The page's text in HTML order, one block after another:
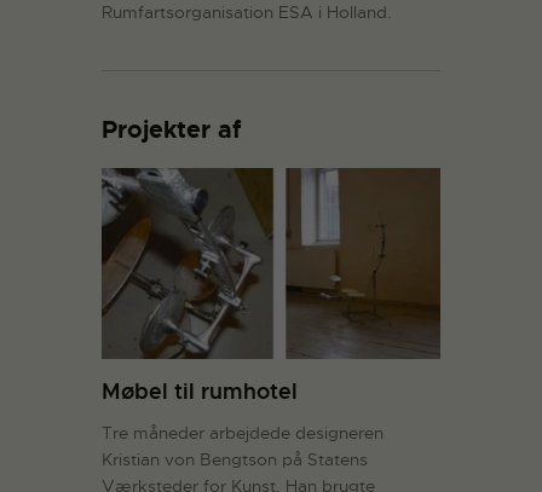
Rumfartsorganisation ESA i Holland.
Projekter af
Møbel til rumhotel
Tre måneder arbejdede designeren
Kristian von Bengtson på Statens
Værksteder for Kunst. Han brugte